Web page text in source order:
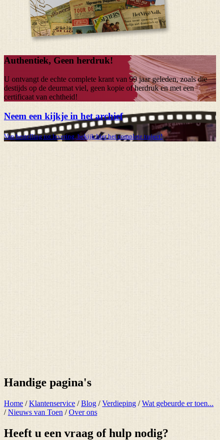
Authentiek, Geen herdruk!
U ontvangt de echte complete krant van 99 jaargeleden, zoals die
destijds op de deurmat viel, geen kopie of herdruk en met een
certificaat van echtheid!
Neem een kijkje in het archief
Van bestelling tot levering, bekijk hier het complete traject!
Handige pagina's
Home /Klantenservice /Blog /Verdieping /Wat gebeurde er toen...
/Nieuws van Toen /Over ons
Heeft u een vraag of hulp nodig?